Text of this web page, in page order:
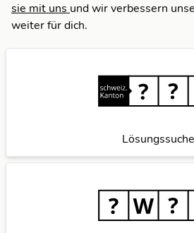
sie mit uns und wir verbessern
weiter für dich.
Lösungssuche